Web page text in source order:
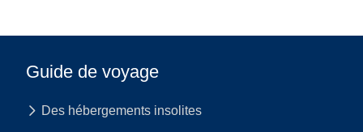
Guide de voyage
Des hébergements insolites